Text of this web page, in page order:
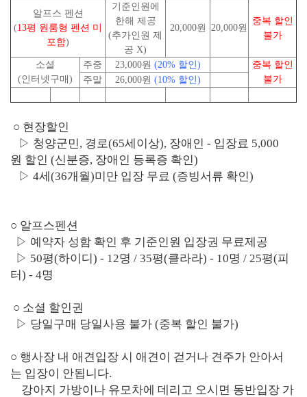
알프스 펜션
(13평 원룸형 펜션 미
포함)
기준인원에
한해 제공
(추가인원 제
공 X)
20,000원 20,000원
중복 할인
불가
소셜
(인터넷구매)
주중 23,000원 (20% 할인) 중복 할인
불가
주말 26,000원 (10% 할인)
○ 현장할인
▷ 청양군민, 경로(65세이상), 장애인 - 입장료 5,000
원 할인 (신분증, 장애인 등록증 확인)
▷ 4세(36개월)미만 입장 무료 (증빙서류 확인)
○ 알프스펜션
▷ 예약자 성함 확인 후 기준인원 입장권 무료제공
▷ 50평(하이디) - 12명 / 35평(클라라) - 10명 / 25평(피
터) - 4명
○ 소셜 할인권
▷ 당일구매 당일사용 불가 (중복 할인 불가)
○ 행사장 내 애견입장 시 애견이 걷거나 견주가 안아서
는 입장이 안됩니다.
강아지 가방이나 유모차에 데리고 오시면 동반입장 가